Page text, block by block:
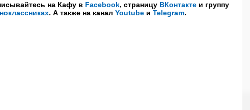
на Кафу в Facebook, страницу ВКонтакте и группу
. А также на канал Youtube и Telegram.